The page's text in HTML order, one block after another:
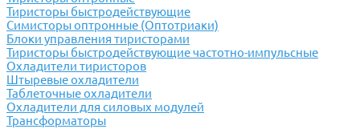
Тиристоры быстродействующие
Симисторы оптронные (Оптотриаки)
Блоки управления тиристорами
Тиристоры быстродействующие частотно-импульсные
Охладители тиристоров
Штыревые охладители
Таблеточные охладители
Охладители для силовых модулей
Трансформаторы